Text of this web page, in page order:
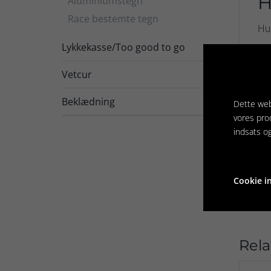
Race bestemte tegn
Lykkekasse/Too good to go
Vetcur
Beklædning
Dette
vores
indsats
Cookie